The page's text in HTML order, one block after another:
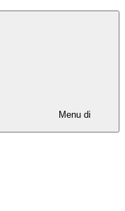
Menu di